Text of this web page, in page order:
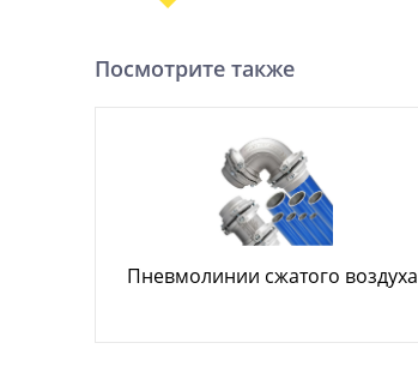
Посмотрите также
Пневмолинии сжатого воздуха